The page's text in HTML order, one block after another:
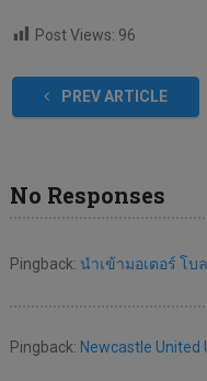
Post Views: 96
PREV ARTICLE
No Responses
Pingback: นำเข้ามอเตอร์ โบ
Pingback: Newcastle United